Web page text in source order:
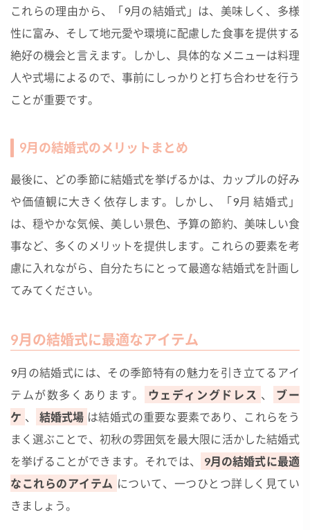
これらの理由から、「9月の結婚式」は、美味しく、多様
性に富み、そして地元愛や環境に配慮した食事を提供する
絶好の機会と言えます。しかし、具体的なメニューは料理
人や式場によるので、事前にしっかりと打ち合わせを行う
ことが重要です。
9月の結婚式のメリットまとめ
最後に、どの季節に結婚式を挙げるかは、カップルの好み
や価値観に大きく依存します。しかし、「9月 結婚式」
は、穏やかな気候、美しい景色、予算の節約、美味しい食
事など、多くのメリットを提供します。これらの要素を考
慮に入れながら、自分たちにとって最適な結婚式を計画し
てみてください。
9月の結婚式に最適なアイテム
9月の結婚式には、その季節特有の魅力を引き立てるアイ
テムが数多くあります。
ウェディングドレス 、
ブー
ケ 、 結婚式場 は結婚式の重要な要素であり、これらをう
まく選ぶことで、初秋の雰囲気を最大限に活かした結婚式
を挙げることができます。それでは、
9月の結婚式に最適
なこれらのアイテム について、一つひとつ詳しく見てい
きましょう。